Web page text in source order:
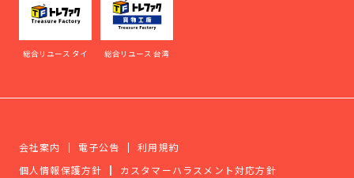
総合リユース タイ 総合リユース 台湾
会社案内 電子公告
利用規約
個人情報保護方針
カスタマーハラスメント対応方針